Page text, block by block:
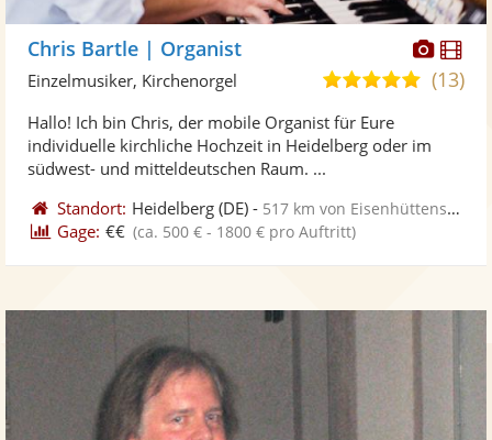
Chris Bartle | Organist
5,0(13)
Einzelmusiker, Kirchenorgel
Hallo! Ich bin Chris, der mobile Organist für Eure
individuelle kirchliche Hochzeit in Heidelberg oder im
südwest- und mitteldeutschen Raum. ...
Standort: Heidelberg (DE) - 517 km von Eisenhüttenstadt
Gage: €€ (ca. 500 € - 1800 € pro Auftritt)